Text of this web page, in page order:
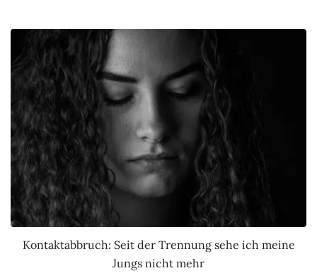
Kontaktabbruch: Seit der Trennung sehe ich meine
Jungs nicht mehr